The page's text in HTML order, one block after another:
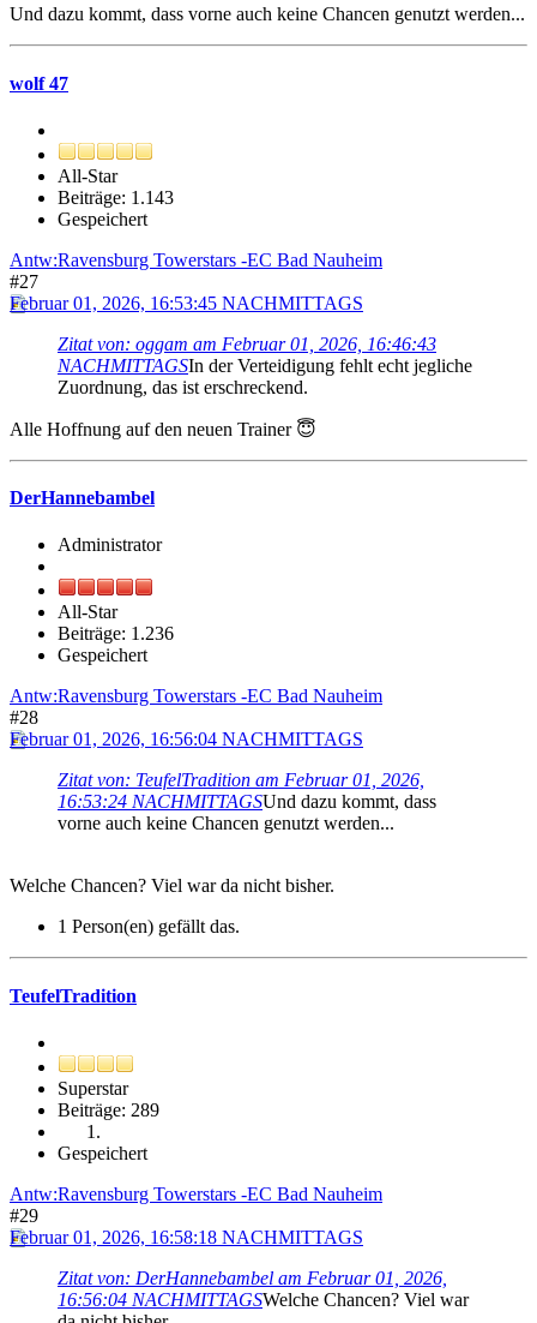
Und dazu kommt, dass vorne auch keine Chancen genutzt werden...
wolf 47
All-Star
Beiträge: 1.143
Gespeichert
Antw:Ravensburg Towerstars -EC Bad Nauheim
#27
Februar 01, 2026, 16:53:45 NACHMITTAGS
Zitat von: oggam am Februar 01, 2026, 16:46:43
NACHMITTAGSIn der Verteidigung fehlt echt jegliche
Zuordnung, das ist erschreckend.
Alle Hoffnung auf den neuen Trainer 😇
DerHannebambel
Administrator
All-Star
Beiträge: 1.236
Gespeichert
Antw:Ravensburg Towerstars -EC Bad Nauheim
#28
Februar 01, 2026, 16:56:04 NACHMITTAGS
Zitat von: TeufelTradition am Februar 01, 2026,
16:53:24 NACHMITTAGSUnd dazu kommt, dass
vorne auch keine Chancen genutzt werden...
Welche Chancen? Viel war da nicht bisher.
1 Person(en) gefällt das.
TeufelTradition
Superstar
Beiträge: 289
Gespeichert
Antw:Ravensburg Towerstars -EC Bad Nauheim
#29
Februar 01, 2026, 16:58:18 NACHMITTAGS
Zitat von: DerHannebambel am Februar 01, 2026,
16:56:04 NACHMITTAGSWelche Chancen? Viel war